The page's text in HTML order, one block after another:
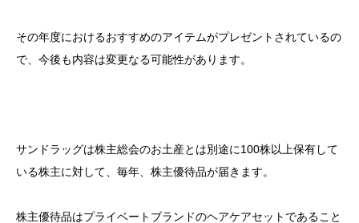
その年度におけるおすすめのアイテムがプレゼントされているの
で、今後も内容は変更なる可能性があります。
サンドラッグは株主総会のお土産とは別途に100株以上保有して
いる株主に対して、毎年、株主優待品が届きます。
株主優待品はプライベートブランドのヘアケアセットであること